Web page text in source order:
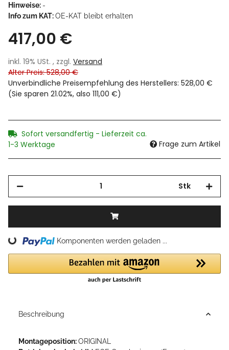
Hinweise: -
Info zum KAT:OE-KAT bleibt erhalten
417,00 €
inkl. 19% USt. , zzgl. Versand
Alter Preis: 528,00 €
Unverbindliche Preisempfehlung des Herstellers: 528,00 €
(Sie sparen 21.02%, also 111,00 €)
Sofort versandfertig - Lieferzeit ca.
1-3 Werktage
Frage zum Artikel
Stk
Loading... Komponenten werden geladen ...
Beschreibung
Montageposition:ORIGINAL